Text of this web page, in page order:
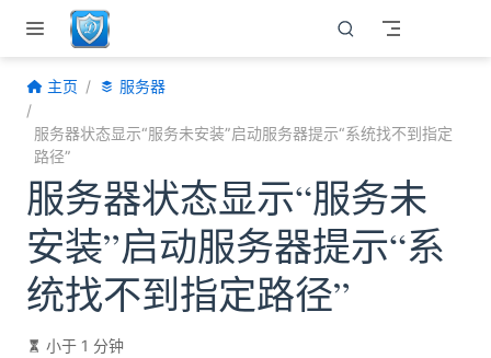
跳至主要內容
主页 服务器
服务器状态显示“服务未安装”启动服务器提示“系统找不到指定
路径”
服务器状态显示“服务未
安装”启动服务器提示“系
统找不到指定路径”
小于 1 分钟